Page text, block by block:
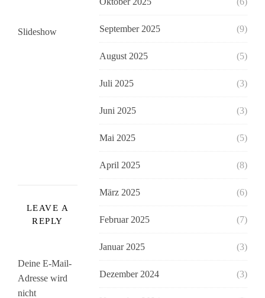
Slideshow
LEAVE A
REPLY
Deine E-Mail-
Adresse wird
nicht
September 2025 (9)
August 2025 (5)
Juli 2025 (3)
Juni 2025 (3)
Mai 2025 (5)
April 2025 (8)
März 2025 (6)
Februar 2025 (7)
Januar 2025 (3)
Dezember 2024 (3)